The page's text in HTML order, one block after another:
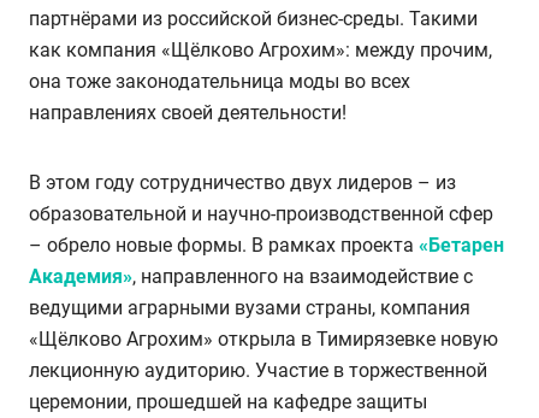
партнёрами из российской бизнес-среды. Такими
как компания «Щёлково Агрохим»: между прочим,
она тоже законодательница моды во всех
направлениях своей деятельности!
В этом году сотрудничество двух лидеров – из
образовательной и научно-производственной сфер
– обрело новые формы. В рамках проекта «Бетарен
Академия», направленного на взаимодействие с
ведущими аграрными вузами страны, компания
«Щёлково Агрохим» открыла в Тимирязевке новую
лекционную аудиторию. Участие в торжественной
церемонии, прошедшей на кафедре защиты